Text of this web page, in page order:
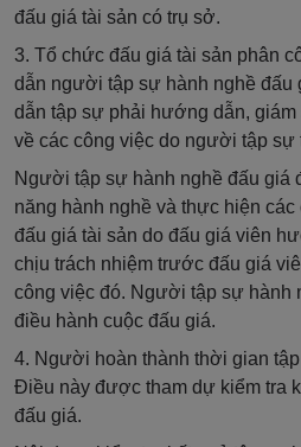
đấu giá tài sản có trụ sở.
3. Tổ chức đấu giá tài sản phân
dẫn người tập sự hành nghề
dẫn tập sự phải hướng dẫn, giám
về các công việc do người tập sự
Người tập sự hành nghề đấu giá
năng hành nghề và thực hiện
đấu giá tài sản do đấu giá viên
chịu trách nhiệm trước đấu giá
công việc đó. Người tập sự hành
điều hành cuộc đấu giá.
4. Người hoàn thành thời gian
Điều này được tham dự kiểm tra
đấu giá.